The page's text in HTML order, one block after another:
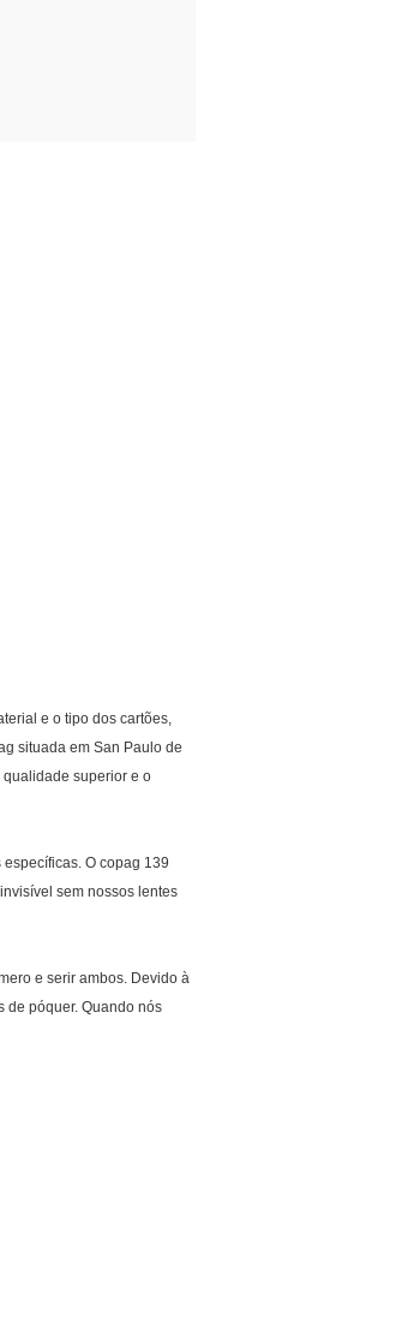
e o tipo dos cartões,
situada em San Paulo de
qualidade superior e o
O copag 139
sem nossos lentes
e serir ambos. Devido à
de póquer. Quando nós